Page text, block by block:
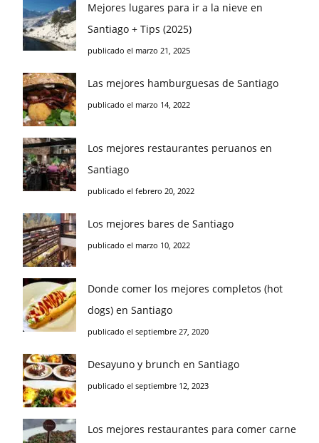
Mejores lugares para ir a la nieve en
Santiago + Tips (2025)
publicado el marzo 21, 2025
Las mejores hamburguesas de Santiago
publicado el marzo 14, 2022
Los mejores restaurantes peruanos en
Santiago
publicado el febrero 20, 2022
Los mejores bares de Santiago
publicado el marzo 10, 2022
Donde comer los mejores completos (hot
dogs) en Santiago
publicado el septiembre 27, 2020
Desayuno y brunch en Santiago
publicado el septiembre 12, 2023
Los mejores restaurantes para comer carne